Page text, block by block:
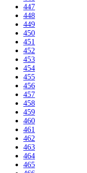
447
448
449
450
451
452
453
454
455
456
457
458
459
460
461
462
463
464
465